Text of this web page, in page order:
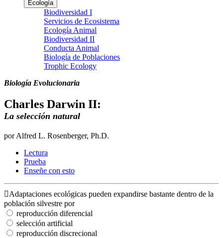
Ecología
Biodiversidad I
Servicios de Ecosistema
Ecología Animal
Biodiversidad II
Conducta Animal
Biología de Poblaciones
Trophic Ecology
Biología Evolucionaria
Charles Darwin II:
La selección natural
por Alfred L. Rosenberger, Ph.D.
Lectura
Prueba
Enseñe con esto
Adaptaciones ecológicas pueden expandirse bastante dentro de la
población silvestre por
reproducción diferencial
selección artificial
reproducción discrecional